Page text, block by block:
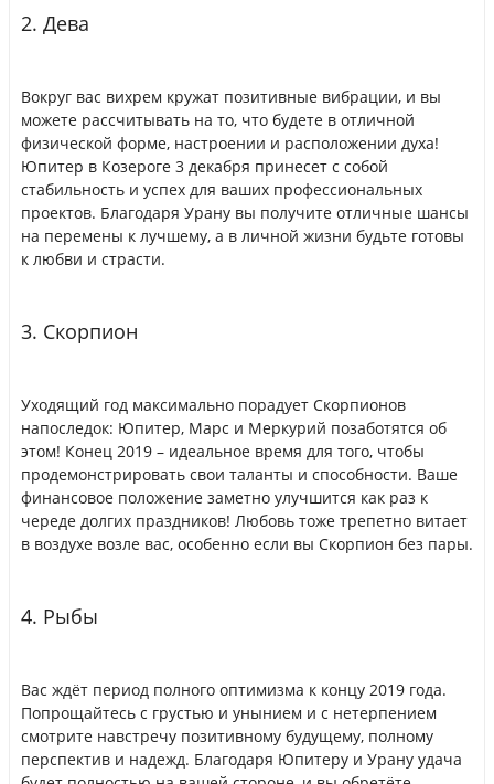
2. Дева
Вокруг вас вихрем кружат позитивные вибрации, и вы
можете рассчитывать на то, что будете в отличной
физической форме, настроении и расположении духа!
Юпитер в Козероге 3 декабря принесет с собой
стабильность и успех для ваших профессиональных
проектов. Благодаря Урану вы получите отличные шансы
на перемены к лучшему, а в личной жизни будьте готовы
к любви и страсти.
3. Скорпион
Уходящий год максимально порадует Скорпионов
напоследок: Юпитер, Марс и Меркурий позаботятся об
этом! Конец 2019 – идеальное время для того, чтобы
продемонстрировать свои таланты и способности. Ваше
финансовое положение заметно улучшится как раз к
череде долгих праздников! Любовь тоже трепетно витает
в воздухе возле вас, особенно если вы Скорпион без пары.
4. Рыбы
Вас ждёт период полного оптимизма к концу 2019 года.
Попрощайтесь с грустью и унынием и с нетерпением
смотрите навстречу позитивному будущему, полному
перспектив и надежд. Благодаря Юпитеру и Урану удача